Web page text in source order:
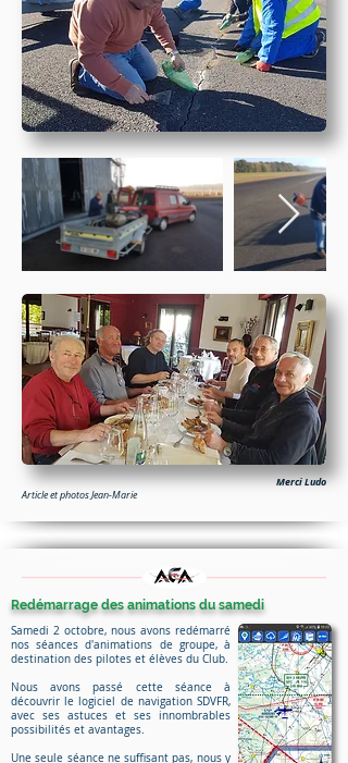
Merci Ludo
Article et photos Jean-Marie
Redémarrage des animations du samedi
Samedi 2 octobre, nous avons redémarré
nos séances d'animations de groupe, à
destination des pilotes et élèves du Club.
Nous avons passé cette séance à
découvrir le logiciel de navigation SDVFR,
avec ses astuces et ses innombrables
possibilités et avantages.
Une seule séance ne suffisant pas, nous y